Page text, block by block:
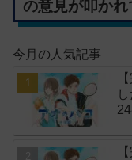
の意見が叩かれ
今月の人気記事